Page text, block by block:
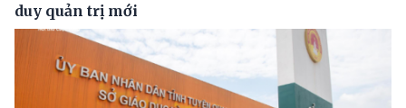
duy quản trị mới